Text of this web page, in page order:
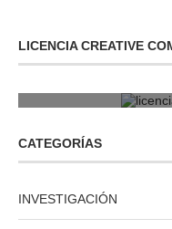
LICENCIA CREATIVE
CATEGORÍAS
INVESTIGACIÓN